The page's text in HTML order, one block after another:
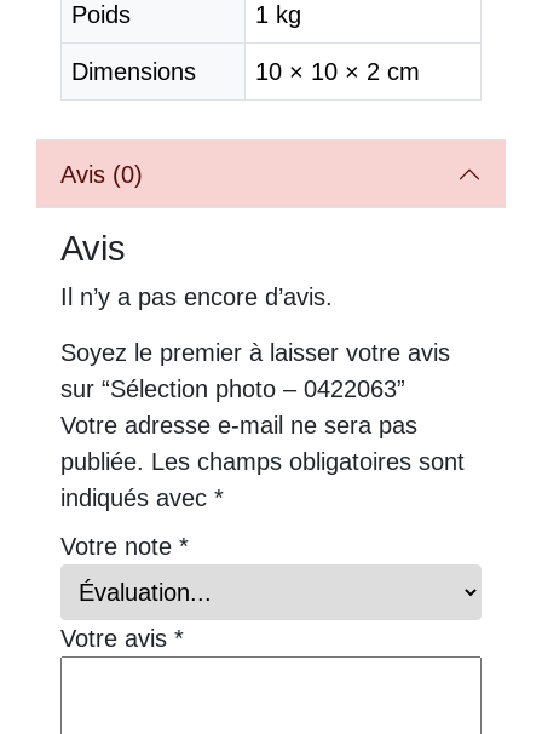
Poids 1 kg
Dimensions 10 × 10 × 2 cm
Avis (0)
Avis
Il n’y a pas encore d’avis.
Soyez le premier à laisser votre avis
sur “Sélection photo – 0422063”
Votre adresse e-mail ne sera pas
publiée. Les champs obligatoires sont
indiqués avec *
Votre note *
Votre avis *